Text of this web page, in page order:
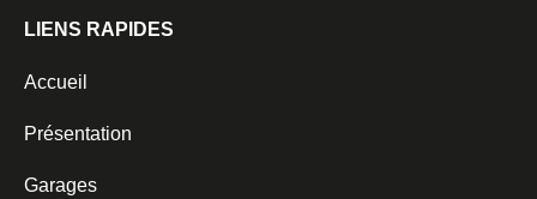
LIENS RAPIDES
Accueil
Présentation
Garages